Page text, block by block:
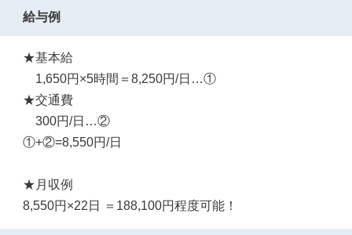
給与例
★基本給
1,650円×5時間＝8,250円/日…①
★交通費
300円/日…②
①+②=8,550円/日
★月収例
8,550円×22日 ＝188,100円程度可能！